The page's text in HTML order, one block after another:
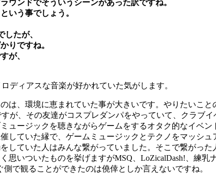
ンドでそういうシーンがあった訳ですね。
いう事でしょう。
たが、
りですね。
が、
ディアスな音楽が好かれていた気がします。
は、環境に恵まれていた事が大きいです。やりたいこと
が、その友達がコスプレダンパをやっていて、クラブ
ュージックを聴きながらゲームをするオタク的なイベ
していた縁で、ゲームミュージックとテクノをマッシ
していた人はみんな繋がっていました。そこで繋がっ
いついたものを挙げますがMSQ、LoZicalDash!、練乳
側で観ることができたのは僥倖としか言えないですね。